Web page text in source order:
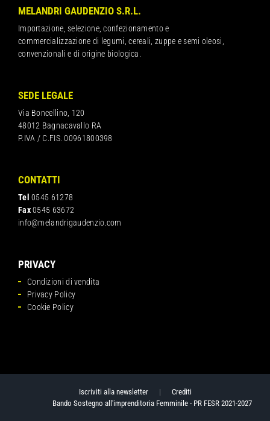
MELANDRI GAUDENZIO S.R.L.
Importazione, selezione, confezionamento e
commercializzazione di legumi, cereali, zuppe e semi oleosi,
convenzionali e di origine biologica.
SEDE LEGALE
Via Boncellino, 120
48012 Bagnacavallo RA
P.IVA / C.FIS. 00961800398
CONTATTI
Tel 0545 61278
Fax0545 63672
info@melandrigaudenzio.com
PRIVACY
Condizioni di vendita
Privacy Policy
Cookie Policy
Iscriviti alla newsletter| Crediti
Bando Sostegno all'imprenditoria Femminile - PR FESR 2021-2027